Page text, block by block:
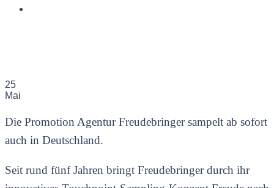
25
Mai
Die Promotion Agentur Freudebringer sampelt ab sofort
auch in Deutschland.
Seit rund fünf Jahren bringt Freudebringer durch ihr